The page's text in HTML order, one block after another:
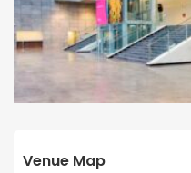
Venue Map